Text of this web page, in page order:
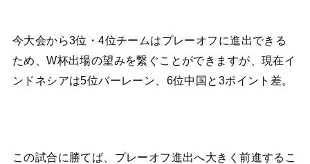
今大会から3位・4位チームはプレーオフに進出できる
ため、W杯出場の望みを繋ぐことができますが、現在イ
ンドネシアは5位バーレーン、6位中国と3ポイント差。
この試合に勝てば、プレーオフ進出へ大きく前進するこ